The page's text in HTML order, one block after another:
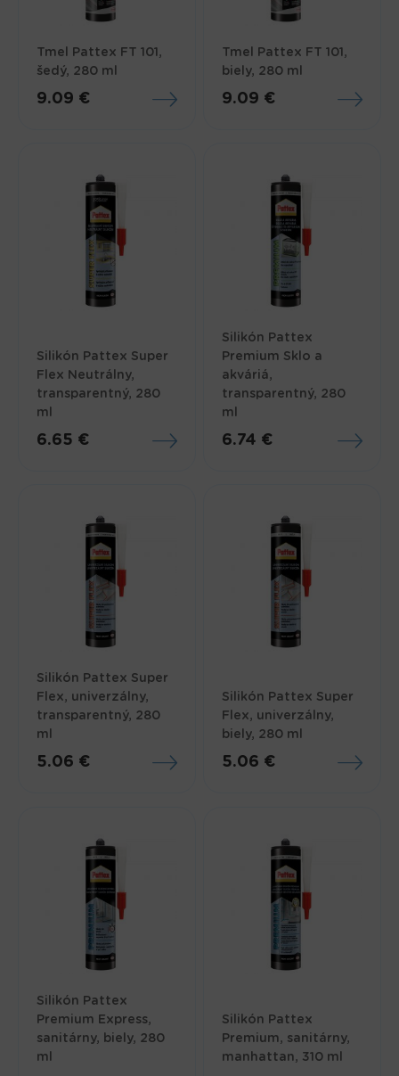
Tmel Pattex FT 101,
šedý, 280 ml
9.09 €
Tmel Pattex FT 101,
biely, 280 ml
9.09 €
Silikón Pattex Super
Flex Neutrálny,
transparentný, 280
ml
6.65 €
Silikón Pattex
Premium Sklo a
akváriá,
transparentný, 280
ml
6.74 €
Silikón Pattex Super
Flex, univerzálny,
transparentný, 280
ml
5.06 €
Silikón Pattex Super
Flex, univerzálny,
biely, 280 ml
5.06 €
Silikón Pattex
Premium Express,
sanitárny, biely, 280
ml
Silikón Pattex
Premium, sanitárny,
manhattan, 310 ml